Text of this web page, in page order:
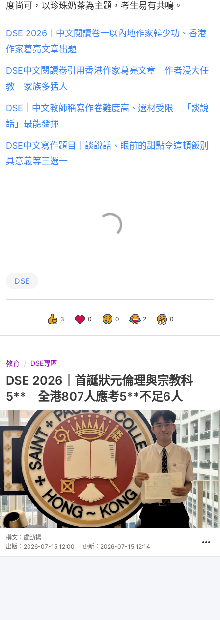
度尚可，以珍珠奶茶為主題，考生易有共鳴。
DSE 2026｜中文閱讀卷一以內地作家韓少功、香港
作家葛亮文章出題
DSE中文閱讀卷引用香港作家葛亮文章 作者浸大任
教 家族多猛人
DSE｜中文教師稱寫作卷難度高、選材受限 「談說
話」最能發揮
DSE中文寫作題目｜談說話、眼前的甜點令這頓飯別
具意義等三選一
DSE
3 0 0 2 0
教育 DSE專區
DSE 2026｜首誕狀元倫理與宗教科
5** 全港807人應考5**不足6人
撰文： 盧勁揚
出版： 2026-07-15 12:00 更新： 2026-07-15 12:14